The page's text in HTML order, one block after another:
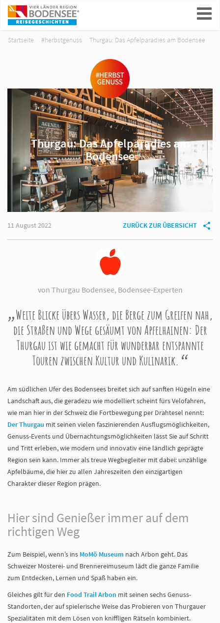
ein-/ausblenden
Startseite #herbstgenuss Thurgau: Das Apfelparadies am Bodensee
Thurgau: Das Apfelparadies am
Bodensee
11 August 2022 ZURÜCK ZUR ÜBERSICHT
von Thurgau Bodensee, Bodensee-Experten
Weite Blicke übers Wasser, die Berge zum Greifen nah,
die Straßen und Wege gesäumt von Apfelhainen: Der
Thurgau ist wie gemacht für wunderbar entspannte
Touren zwischen Kultur und Kulinarik.
Am südlichen Ufer des Bodensees breitet sich auf sanften Hügeln eine
Landschaft aus, die geradezu wie modelliert scheint fürs Velofahren,
wie man hier in der Schweiz die Fortbewegung per Drahtesel nennt:
Der Thurgau mit seinen vielen faszinierenden Ausflugsmöglichkeiten,
Genuss-Events und Übernachtungsmöglichkeiten lässt Sie auf Schritt
und Tritt erleben, wie modern und innovativ eine ländlich geprägte
Region sein kann. Immer als treue Wegbegleiter mit dabei: unzählige
Apfelbäume, die hier zu allen Jahreszeiten den einzigartigen
Charakter dieser Region prägen.
Hier sind Genießer immer auf dem
richtigen Weg
Zum Beispiel, wenn’s ins MoMö Museum nach Arbon geht. Das
Schweizer Mosterei- und Brennereimuseum lädt die ganze Familie
zum Entdecken, Lernen und Spaß haben ein.
Gleiches gilt für den Food Trail Arbon mit seinen sechs Genuss-
Standorten, der auf spielerische Weise das Probieren von Thurgauer
Spezialitäten mit dem Lösen von kniffligen Rätseln kombiniert.